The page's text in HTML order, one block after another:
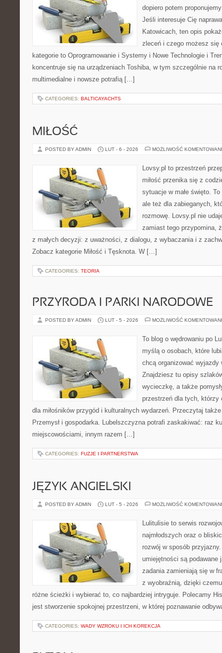
dopiero potem
Jeśli interesuje Cię
Katowicach, ten opis
zleceń i czego możesz się
kategorie to Oprogramowanie i Systemy i Nowe Technologie i
koncentruje się na urządzeniach Toshiba, w tym szczególnie na
multimedialne i nowsze potrafią […]
CATEGORIES: BALTICAYACHTS
MIŁOŚĆ
POSTED BY ADMIN LUT - 6 - 2026 MOŻLIWOŚĆ
Lovsy.pl to przestrzeń
miłość przenika się z
sytuacje w małe święto.
ale też dla zabieganych,
rozmowę. Lovsy.pl nie
zamiast tego przypomina,
z małych decyzji: z uważności, z dialogu, z wybaczania i z
Zobacz kategorie Miłość i Tęsknota. W […]
CATEGORIES: TEORIA
PRZYRODA I PARKI NARODOWE
POSTED BY ADMIN LUT - 5 - 2026 MOŻLIWOŚĆ
To blog o wędrowaniu po
myślą o osobach, które
chcą organizować wyjazdy
Znajdziesz tu opisy
wycieczkę, a także
przestrzeń dla tych, którzy
dla miłośników przygód i kulturalnych wydarzeń. Przeczytaj
Przemysł i gospodarka. Lubelszczyzna potrafi zaskakiwać: raz
miejscowościami, innym razem […]
CATEGORIES: FUZJE I PARTNERSTWA
JĘZYK ANGIELSKI
POSTED BY ADMIN LUT - 5 - 2026 MOŻLIWOŚĆ
Lulitulisie to serwis
najmłodszych oraz o
rozwój w sposób
umiejętności są podawane
zadania zamieniają się w
z wyobraźnią, dzięki
różne ścieżki i wybierać to, co najbardziej intryguje. Polecamy
jest stworzenie spokojnej przestrzeni, w której poznawanie
CATEGORIES: WADY WZROKU I ICH KOREKCJA